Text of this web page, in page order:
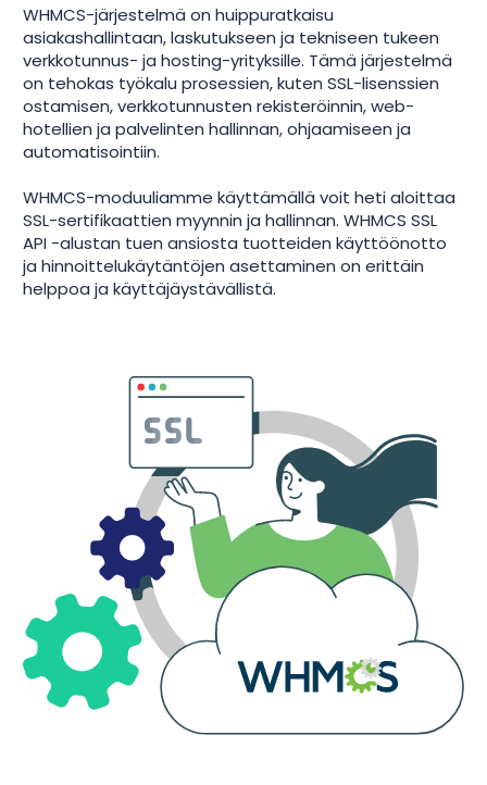
WHMCS-järjestelmä on huippuratkaisu
asiakashallintaan, laskutukseen ja tekniseen tukeen
verkkotunnus- ja hosting-yrityksille. Tämä järjestelmä
on tehokas työkalu prosessien, kuten SSL-lisenssien
ostamisen, verkkotunnusten rekisteröinnin, web-
hotellien ja palvelinten hallinnan, ohjaamiseen ja
automatisointiin.
WHMCS-moduuliamme käyttämällä voit heti aloittaa
SSL-sertifikaattien myynnin ja hallinnan. WHMCS SSL
API -alustan tuen ansiosta tuotteiden käyttöönotto
ja hinnoittelukäytäntöjen asettaminen on erittäin
helppoa ja käyttäjäystävällistä.